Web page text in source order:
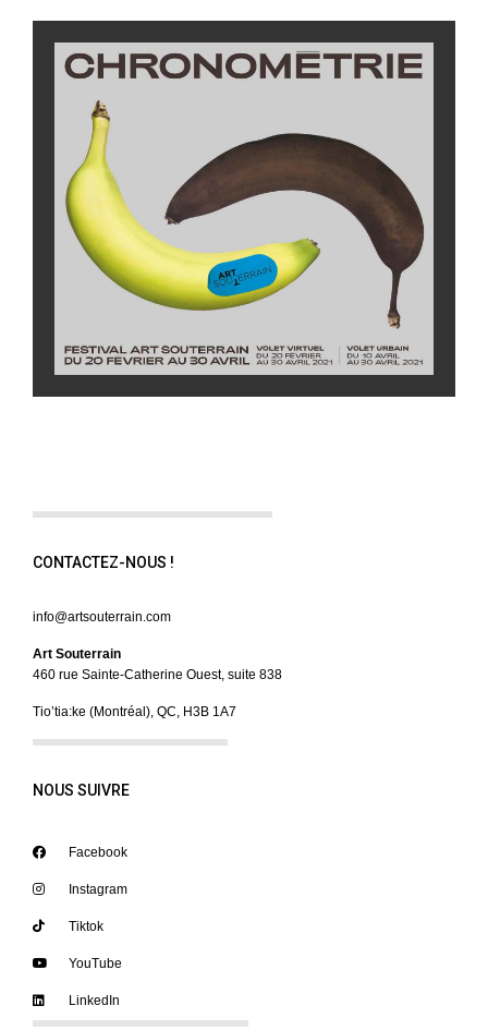
CONTACTEZ-NOUS !
info@artsouterrain.com
Art Souterrain
460 rue Sainte-Catherine Ouest, suite 838
Tio’tia:ke (Montréal), QC, H3B 1A7
NOUS SUIVRE
Facebook
Instagram
Tiktok
YouTube
LinkedIn